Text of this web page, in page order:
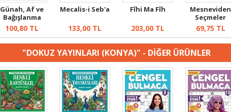
Günah, Af ve
Bağışlanma
100,80 TL
Mecalis-i Seb'a
133,00 TL
Fîhi Ma Fîh
203,00TL
Mesneviden
Seçmeler
69,75 TL
"DOKUZ YAYINLARI (KONYA)" - DİĞER ÜRÜNLER